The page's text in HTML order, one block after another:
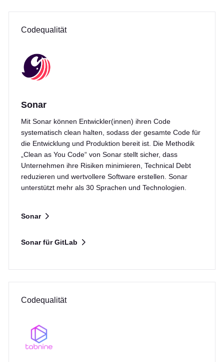
Codequalität
Sonar
Mit Sonar können Entwickler(innen) ihren Code
systematisch clean halten, sodass der gesamte Code für
die Entwicklung und Produktion bereit ist. Die Methodik
„Clean as You Code“ von Sonar stellt sicher, dass
Unternehmen ihre Risiken minimieren, Technical Debt
reduzieren und wertvollere Software erstellen. Sonar
unterstützt mehr als 30 Sprachen und Technologien.
Sonar für GitLab
Sonar
Codequalität